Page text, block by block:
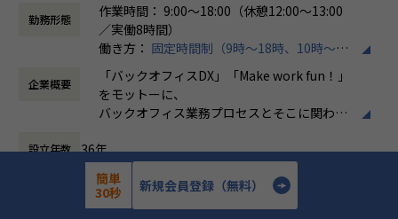
データエンジニアとしての市場価値を高めていくことができ
《具体的な業務内容》
・SnowflakeまたはDatabricksを活用したデータ基盤の設
・ETL/ELT処理およびデータパイプラインの開発
・SQLを用いたデータ加工・最適化
・クラウドとのデータ連携基盤構築
・BIダッシュボード向けデータモデリング
勤務形態
作業時間： 9:00～18:00（休憩12:00～13:00
／実働8時間）
働き方： 固定時間制（9時～18時、10時～19
時など）
時間外労働の有無： 有（月平均10時間）
休憩時間： 60分
企業概要
「バックオフィスDX」「Make work fun！」
をモットーに、
バックオフィス業務プロセスとそこに関わる
企業競争力を向上させることを使命としてい
ます。
株式会社ホープスは、ERP・EPMを中心とし
設立年数 36年
772人
簡単
30秒
新規会員登録（無料）